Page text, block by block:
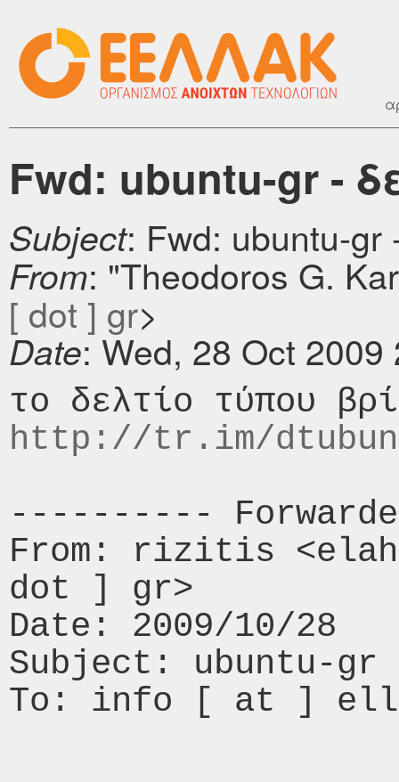
Fwd: ubuntu-gr -
Subject: Fwd: ubuntu-gr
From: "Theodoros G.
[ dot ] gr>
Date: Wed, 28 Oct
http://tr.im/
----------
From: rizitis
dot ] gr>
Date: 2009/10/28
Subject: ubuntu-gr
To: info [ at ]